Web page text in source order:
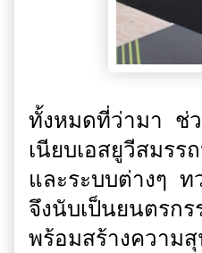
ทั้งหมดที่ว่ามา ช่
เนียบเอสยูวีสมรร
และระบบต่างๆ
จึงนับเป็นยนตรก
พร้อมสร้างความ